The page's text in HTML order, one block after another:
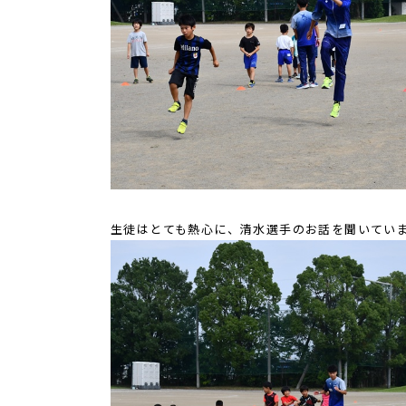
生徒はとても熱心に、清水選手のお話を聞いてい